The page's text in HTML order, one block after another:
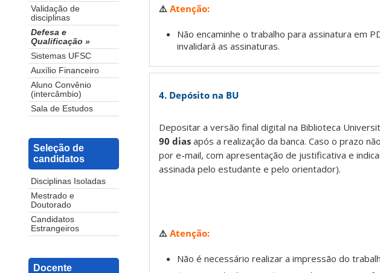
Validação de
disciplinas
Defesa e
Qualificação »
Sistemas UFSC
Auxílio Financeiro
Aluno Convênio
(intercâmbio)
Sala de Estudos
Seleção de
candidatos
Disciplinas Isoladas
Mestrado e
Doutorado
Candidatos
Estrangeiros
Docente
⚠️ Atenção:
Não encaminhe o trabalho para assinatura em
invalidará as assinaturas.
4. Depósito na BU
Depositar a versão final digital na Biblioteca
90 dias após a realização da banca. Caso o prazo
por e-mail, com apresentação de justificativa e
assinada pelo estudante e pelo orientador).
⚠️ Atenção:
Não é necessário realizar a impressão do